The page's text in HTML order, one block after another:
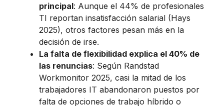
principal: Aunque el 44% de profesionales
TI reportan insatisfacción salarial (Hays
2025), otros factores pesan más en la
decisión de irse.
La falta de flexibilidad explica el 40% de
las renuncias: Según Randstad
Workmonitor 2025, casi la mitad de los
trabajadores IT abandonaron puestos por
falta de opciones de trabajo híbrido o